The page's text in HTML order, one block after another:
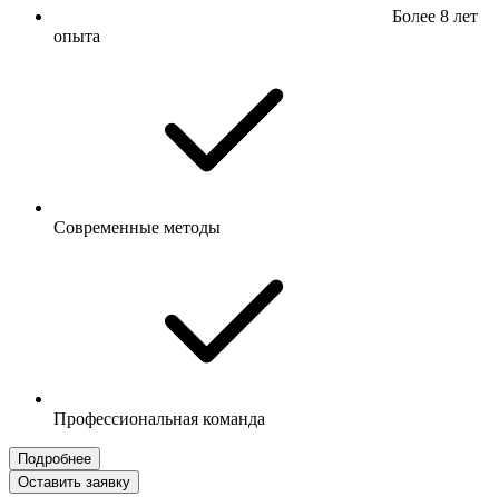
Более 8 лет
опыта
Современные методы
Профессиональная команда
Подробнее
Оставить заявку